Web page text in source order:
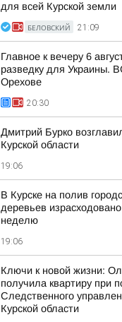
для всей Курской земли
БЕЛОВСКИЙ 21:09
Главное к вечеру 6
разведку для Украины.
Орехове
20:30
Дмитрий Бурко
Курской области
19:06
В Курске на полив
деревьев
неделю
19:06
Ключи к новой жизни:
получила квартиру при
Следственного
Курской области